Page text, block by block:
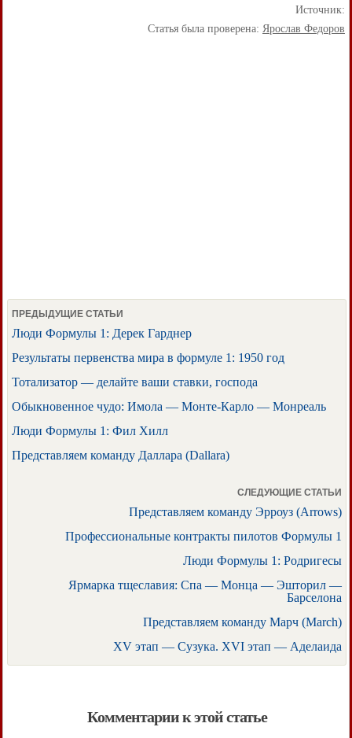
Источник:
Статья была проверена: Ярослав Федоров
ПРЕДЫДУЩИЕ СТАТЬИ
Люди Формулы 1: Дерек Гарднер
Результаты первенства мира в формуле 1: 1950 год
Тотализатор — делайте ваши ставки, господа
Обыкновенное чудо: Имола — Монте-Карло — Монреаль
Люди Формулы 1: Фил Хилл
Представляем команду Даллара (Dallara)
СЛЕДУЮЩИЕ СТАТЬИ
Представляем команду Эрроуз (Arrows)
Профессиональные контракты пилотов Формулы 1
Люди Формулы 1: Родригесы
Ярмарка тщеславия: Спа — Монца — Эшторил —
Барселона
Представляем команду Марч (March)
XV этап — Сузука. XVI этап — Аделаида
Комментарии к этой статье